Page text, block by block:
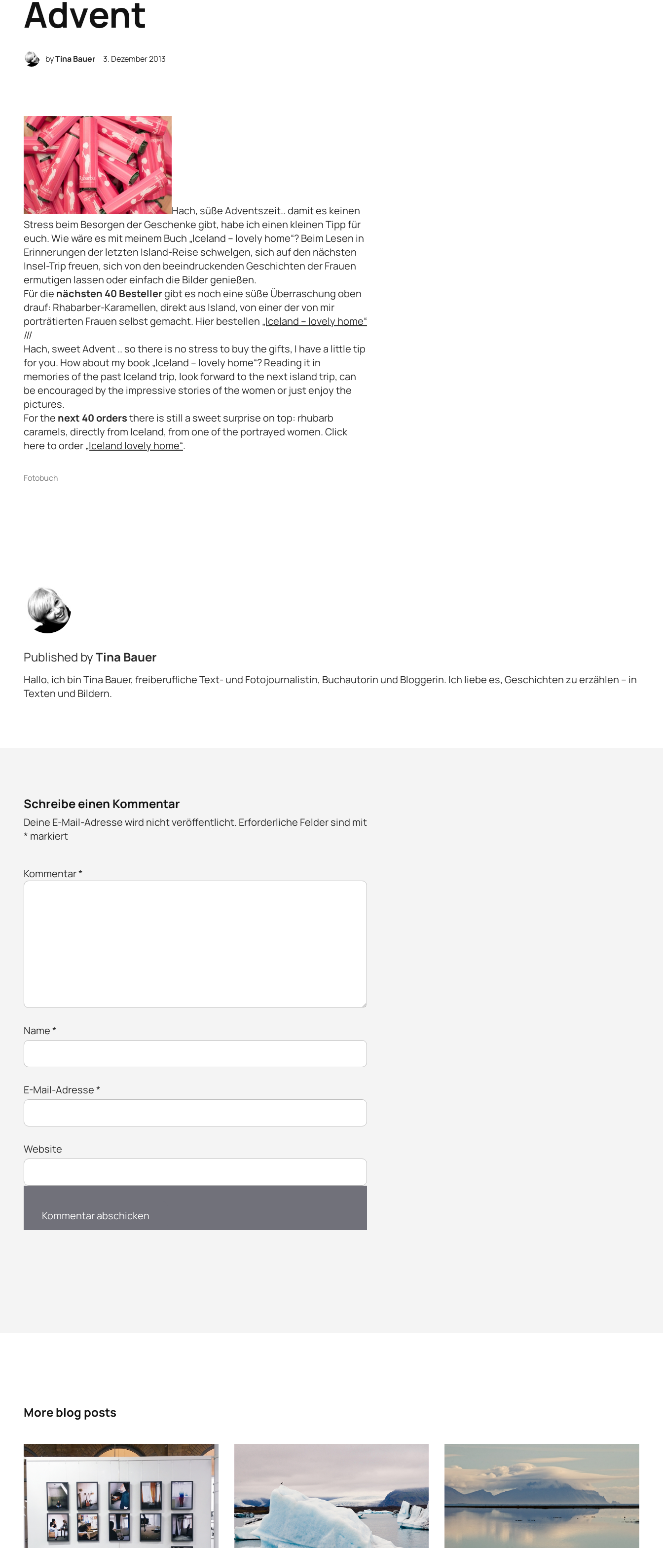
Advent
byTina Bauer 3. Dezember 2013
Hach, süße Adventszeit.. damit es keinen
Stress beim Besorgen der Geschenke gibt, habe ich einen kleinen Tipp für
euch. Wie wäre es mit meinem Buch „Iceland – lovely home“? Beim Lesen in
Erinnerungen der letzten Island-Reise schwelgen, sich auf den nächsten
Insel-Trip freuen, sich von den beeindruckenden Geschichten der Frauen
ermutigen lassen oder einfach die Bilder genießen.
Für die nächsten 40 Bestellergibt es noch eine süße Überraschung oben
drauf: Rhabarber-Karamellen, direkt aus Island, von einer der von mir
porträtierten Frauen selbst gemacht. Hier bestellen „Iceland – lovely home“
///
Hach, sweet Advent .. so there is no stress to buy the gifts, I have a little tip
for you. How about my book „Iceland – lovely home“? Reading it in
memories of the past Iceland trip, look forward to the next island trip, can
be encouraged by the impressive stories of the women or just enjoy the
pictures.
For the next 40 ordersthere is still a sweet surprise on top: rhubarb
caramels, directly from Iceland, from one of the portrayed women. Click
here to order„Iceland lovely home“.
Published byTina Bauer
Hallo, ich bin Tina Bauer, freiberufliche Text- und Fotojournalistin, Buchautorin und Bloggerin. Ich liebe es, Geschichten zu erzählen – in
Texten und Bildern.
Schreibe einen Kommentar
Deine E-Mail-Adresse wird nicht veröffentlicht. Erforderliche Felder sind mit
* markiert
Kommentar*
Name*
E-Mail-Adresse*
Website
More blog posts